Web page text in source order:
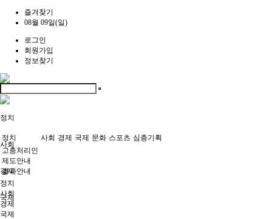
즐겨찾기
08월 09일(일)
로그인
회원가입
정보찾기
정치
사회
경제
국제
정치 사회 경제 국제 문화 스포츠 심층기획
고충처리인
제도안내
결과안내
정치
사회
경제
국제